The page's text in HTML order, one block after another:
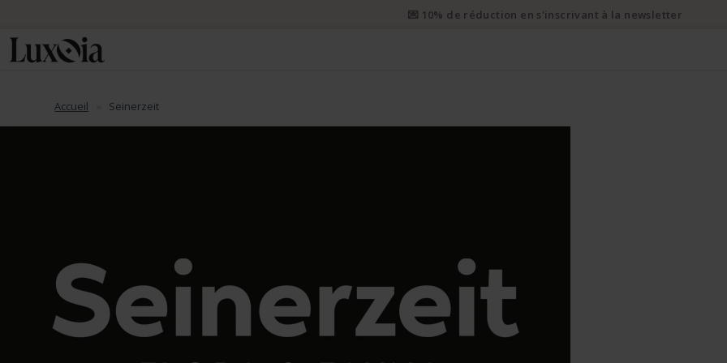
Accueil Seinerzeit
📦 Envoi prioritaire gratuit dès CHF 50. Envoi prioritaire recommandé dès